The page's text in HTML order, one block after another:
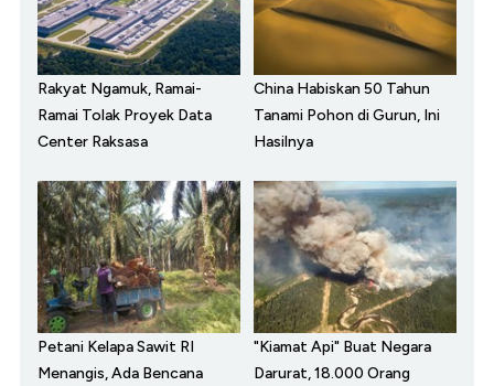
Rakyat Ngamuk, Ramai-
Ramai Tolak Proyek Data
Center Raksasa
China Habiskan 50 Tahun
Tanami Pohon di Gurun, Ini
Hasilnya
Petani Kelapa Sawit RI
Menangis, Ada Bencana
"Kiamat Api" Buat Negara
Darurat, 18.000 Orang